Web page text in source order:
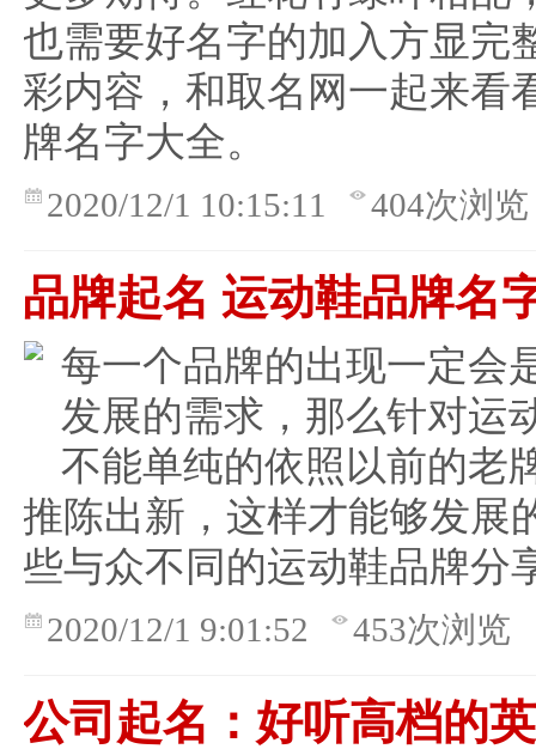
也需要好名字的加入方显完
彩内容，和取名网一起来看
牌名字大全。
2020/12/1 10:15:11 404次浏览
品牌起名 运动鞋品牌名
每一个品牌的出现一定会
发展的需求，那么针对运
不能单纯的依照以前的老
推陈出新，这样才能够发展
些与众不同的运动鞋品牌分
2020/12/1 9:01:52 453次浏览
公司起名：好听高档的